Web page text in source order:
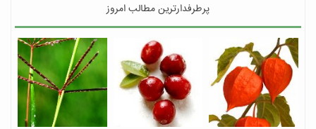
پرطرفدارترین مطالب امروز